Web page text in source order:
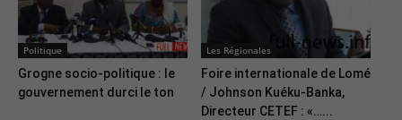
Politique
Grogne socio-politique : le
gouvernement durci le ton
Les Régionales
Foire internationale de Lomé
/ Johnson Kuéku-Banka,
Directeur CETEF : «…...